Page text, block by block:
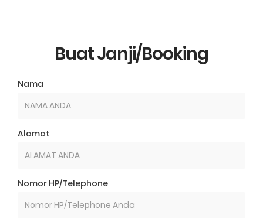
Buat Janji/Booking
Nama
Alamat
Nomor HP/Telephone